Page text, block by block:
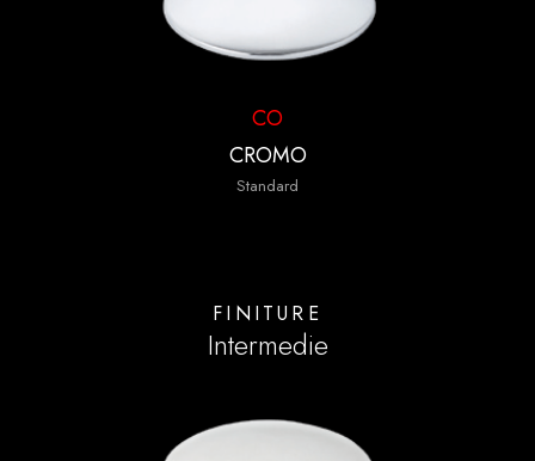
CO
CROMO
Standard
FINITURE
Intermedie